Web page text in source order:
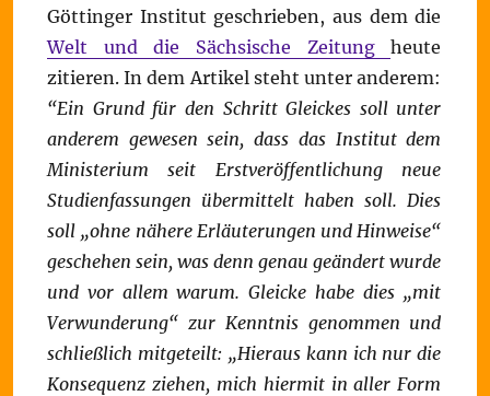
Göttinger Institut geschrieben, aus dem die
Welt und die Sächsische Zeitungheute
zitieren. In dem Artikel steht unter anderem:
“Ein Grund für den Schritt Gleickes soll unter
anderem gewesen sein, dass das Institut dem
Ministerium seit Erstveröffentlichung neue
Studienfassungen übermittelt haben soll. Dies
soll „ohne nähere Erläuterungen und Hinweise“
geschehen sein, was denn genau geändert wurde
und vor allem warum. Gleicke habe dies „mit
Verwunderung“ zur Kenntnis genommen und
schließlich mitgeteilt: „Hieraus kann ich nur die
Konsequenz ziehen, mich hiermit in aller Form